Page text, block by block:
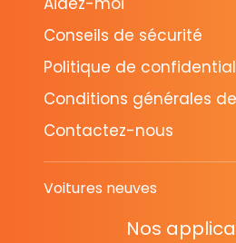
Conseils de sécurité
Politique de
Conditions générales
Contactez-nous
Voitures neuves
Nos